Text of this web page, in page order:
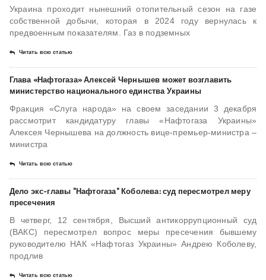
Украина проходит нынешний отопительный сезон на газе
собственной добычи, которая в 2024 году вернулась к
предвоенным показателям. Газ в подземных
Читать всю статью
Глава «Нафтогаза» Алексей Чернышев может возглавить
министерство национального единства Украины
Фракция «Слуга народа» на своем заседании 3 декабря
рассмотрит кандидатуру главы «Нафтогаза Украины»
Алексея Чернышева на должность вице-премьер-министра –
министра
Читать всю статью
Дело экс-главы "Нафтогаза" Коболева: суд пересмотрел меру
пресечения
В четверг, 12 сентября, Высший антикоррупционный суд
(ВАКС) пересмотрел вопрос меры пресечения бывшему
руководителю НАК «Нафтогаз Украины» Андрею Коболеву,
продлив
Читать всю статью